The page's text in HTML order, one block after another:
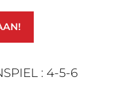
: 4-5-6